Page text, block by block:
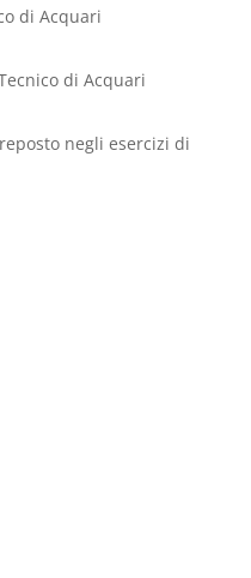
di Acquari
di Acquari
negli esercizi di